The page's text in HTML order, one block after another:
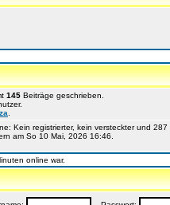
145 Beiträge geschrieben.
Kein registrierter, kein versteckter und
am So 10 Mai, 2026 16:46.
online war.